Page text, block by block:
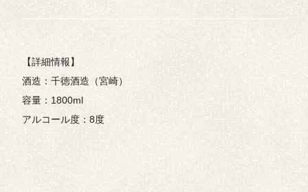
【詳細情報】
酒造：千徳酒造（宮崎）
容量：1800ml
アルコール度：8度